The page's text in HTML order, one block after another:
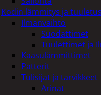
Kodin lämmitys ja tuuletus
Ilmanvaihto
Suodattimet
Tuulettimet ja
Kaasulämmittimet
Patterit
Tulisijat ja tarvikkeet
Arinat